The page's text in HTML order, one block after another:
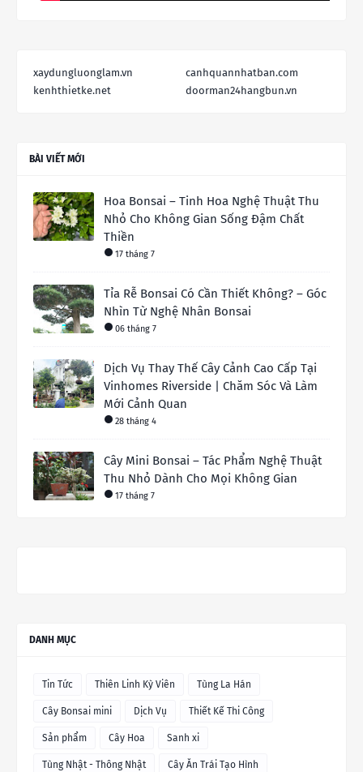
xaydungluonglam.vn
canhquannhatban.com
kenhthietke.net
doorman24hangbun.vn
BÀI VIẾT MỚI
Hoa Bonsai – Tinh Hoa Nghệ Thuật Thu
Nhỏ Cho Không Gian Sống Đậm Chất
Thiền
17 tháng 7
Tỉa Rễ Bonsai Có Cần Thiết Không? – Góc
Nhìn Từ Nghệ Nhân Bonsai
06 tháng 7
Dịch Vụ Thay Thế Cây Cảnh Cao Cấp Tại
Vinhomes Riverside | Chăm Sóc Và Làm
Mới Cảnh Quan
28 tháng 4
Cây Mini Bonsai – Tác Phẩm Nghệ Thuật
Thu Nhỏ Dành Cho Mọi Không Gian
17 tháng 7
DANH MỤC
Tin Tức Thiên Linh Kỳ Viên Tùng La Hán
Cây Bonsai mini Dịch Vụ Thiết Kế Thi Công
Sản phẩm Cây Hoa Sanh xi
Tùng Nhật - Thông Nhật Cây Ăn Trái Tạo Hình